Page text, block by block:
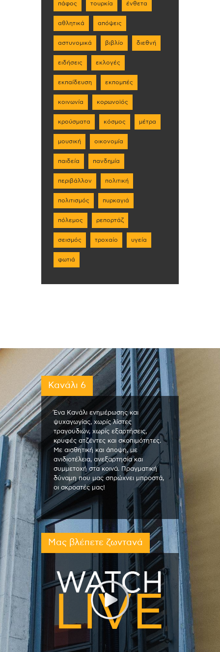
πάφος τουρκία ένθετα
αθλητικά απόψεις
αστυνομικά βιβλίο διεθνή
ειδήσεις εκλογές
εκπαίδευση εκπομπές
κοινωνία κορωνοϊός
κρούσματα κόσμος μέτρα
μουσική οικονομία
παιδεία πανδημία
περιβάλλον πολιτική
πολιτισμός πυρκαγιά
πόλεμος ρεπορτάζ
σεισμός τροχαίο υγεία
φωτιά
Κανάλι 6
Ένα Κανάλι ενημέρωσης και
ψυχαγωγίας, χωρίς λίστες
τραγουδιών, χωρίς εξαρτήσεις,
κρυφές ατζέντες και σκοπιμότητες.
Με αισθητική και άποψη, με
ανιδιοτέλεια, ανεξαρτησία και
συμμετοχή στα κοινά. Πραγματική
δύναμη που μας σπρώχνει μπροστά,
οι ακροατές μας!
Μας βλέπετε ζωντανά